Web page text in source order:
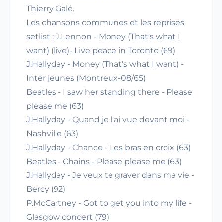
Thierry Galé.
Les chansons communes et les reprises
setlist : J.Lennon - Money (That's what I
want) (live)- Live peace in Toronto (69)
J.Hallyday - Money (That's what I want) -
Inter jeunes (Montreux-08/65)
Beatles - I saw her standing there - Please
please me (63)
J.Hallyday - Quand je l'ai vue devant moi -
Nashville (63)
J.Hallyday - Chance - Les bras en croix (63)
Beatles - Chains - Please please me (63)
J.Hallyday - Je veux te graver dans ma vie -
Bercy (92)
P.McCartney - Got to get you into my life -
Glasgow concert (79)